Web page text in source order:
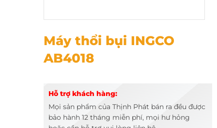
Máy thổi bụi INGCO
AB4018
Hỗ trợ khách hàng:
Mọi sản phẩm của Thịnh Phát bán ra đều được
bảo hành 12 tháng miễn phí, mọi hư hỏng